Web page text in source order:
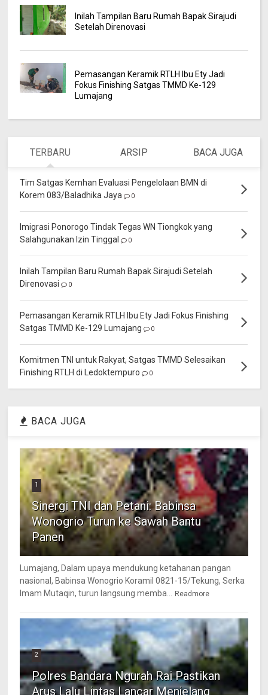
Inilah Tampilan Baru Rumah Bapak Sirajudi
Setelah Direnovasi
Pemasangan Keramik RTLH Ibu Ety Jadi
Fokus Finishing Satgas TMMD Ke-129
Lumajang
TERBARU ARSIP BACA JUGA
Tim Satgas Kemhan Evaluasi Pengelolaan BMN di
Korem 083/Baladhika Jaya
0
Imigrasi Ponorogo Tindak Tegas WN Tiongkok yang
Salahgunakan Izin Tinggal
0
Inilah Tampilan Baru Rumah Bapak Sirajudi Setelah
Direnovasi
0
Pemasangan Keramik RTLH Ibu Ety Jadi Fokus Finishing
Satgas TMMD Ke-129 Lumajang
0
Komitmen TNI untuk Rakyat, Satgas TMMD Selesaikan
Finishing RTLH di Ledoktempuro
0
BACA JUGA
1
Sinergi TNI dan Petani: Babinsa
Wonogrio Turun ke Sawah Bantu
Panen
Lumajang, Dalam upaya mendukung ketahanan pangan
nasional, Babinsa Wonogrio Koramil 0821-15/Tekung, Serka
Imam Mutaqin, turun langsung memba...
Readmore
2
Polres Bandara Ngurah Rai Pastikan
Arus Lalu Lintas Lancar Menjelang